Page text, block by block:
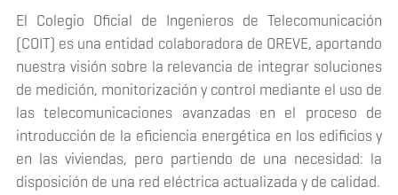
El Colegio Oficial de Ingenieros de Telecomunicación
(COIT) es una entidad colaboradora de OREVE, aportando
nuestra visión sobre la relevancia de integrar soluciones
de medición, monitorización y control mediante el uso de
las telecomunicaciones avanzadas en el proceso de
introducción de la eficiencia energética en los edificios y
en las viviendas, pero partiendo de una necesidad: la
disposición de una red eléctrica actualizada y de calidad.